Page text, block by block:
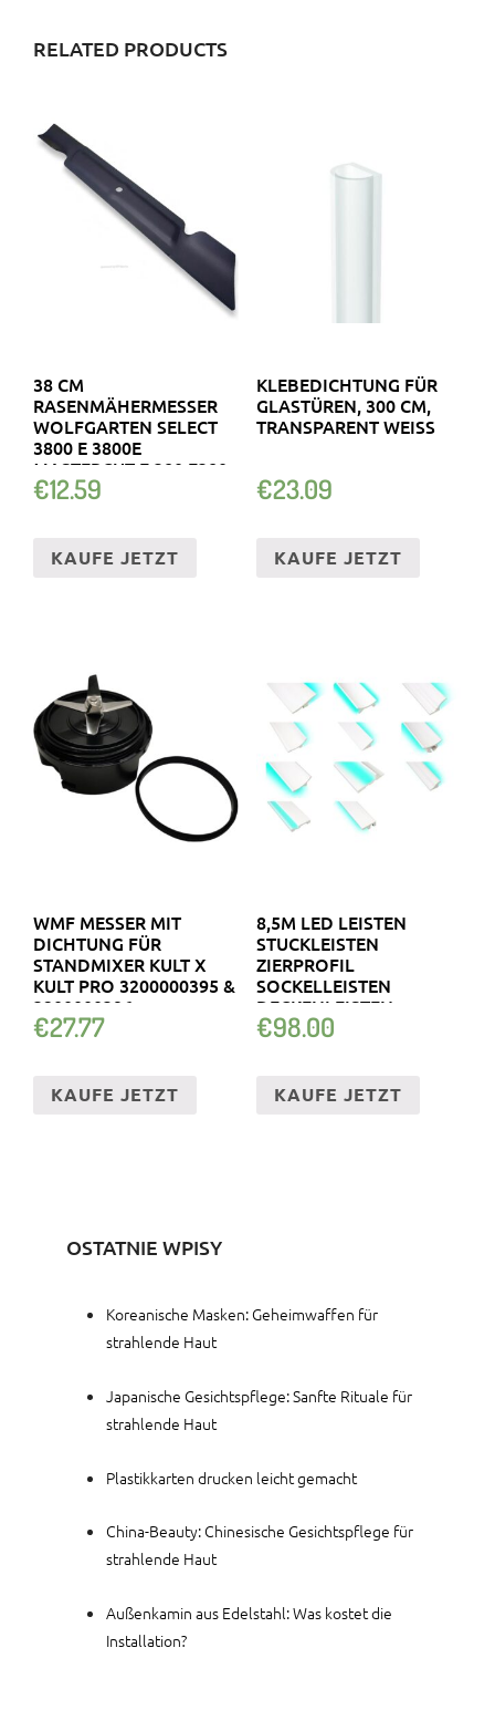
RELATED PRODUCTS
38 CM
RASENMÄHERMESSER
WOLFGARTEN SELECT
3800 E 3800E
MASTERCUT E 380 E380
VI38D
€12.59
KAUFE JETZT
KLEBEDICHTUNG FÜR
GLASTÜREN, 300 CM,
TRANSPARENT WEISS
€23.09
KAUFE JETZT
WMF MESSER MIT
DICHTUNG FÜR
STANDMIXER KULT X
KULT PRO 3200000395 &
3200000396
€27.77
KAUFE JETZT
8,5M LED LEISTEN
STUCKLEISTEN
ZIERPROFIL
SOCKELLEISTEN
DECKENLEISTEN
€98.00
KAUFE JETZT
OSTATNIE WPISY
Koreanische Masken: Geheimwaffen für
strahlende Haut
Japanische Gesichtspflege: Sanfte Rituale für
strahlende Haut
Plastikkarten drucken leicht gemacht
China-Beauty: Chinesische Gesichtspflege für
strahlende Haut
Außenkamin aus Edelstahl: Was kostet die
Installation?